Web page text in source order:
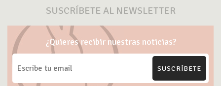
SUSCRÍBETE AL NEWSLETTER
¿Quieres recibir nuestras noticias?
SUSCRÍBETE